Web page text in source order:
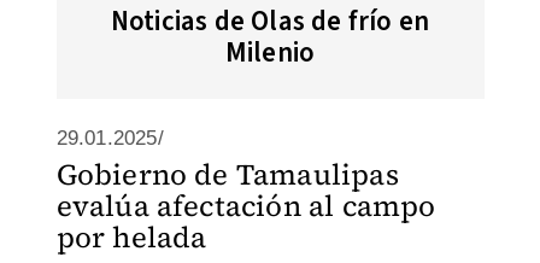
Noticias de Olas de frío en
Milenio
29.01.2025/
Gobierno de Tamaulipas
evalúa afectación al campo
por helada